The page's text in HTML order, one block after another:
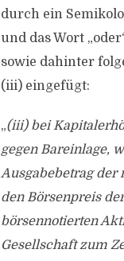
durch ein
und das Wort
sowie dahinter
(iii) eingefügt:
„(iii) bei
gegen Bareinlage,
Ausgabebetrag der
den Börsenpreis
börsennotierten
Gesellschaft zum